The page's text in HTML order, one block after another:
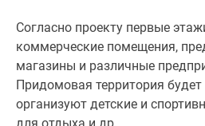
комнатные
Квартиры
карте
Ипотечный
Согласно проекту первые
коммерческие помещения,
магазины и различные
Придомовая территория будет
организуют детские и